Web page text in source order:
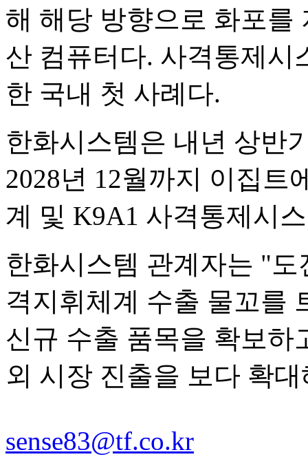
해 해당 방향으로 화포를
산 컴퓨터다. 사격통제시
한 국내 첫 사례다.
한화시스템은 내년 상반
2028년 12월까지 이집트
계 및 K9A1 사격통제시
한화시스템 관계자는 "
격지휘체계 수출 물꼬를
신규 수출 품목을 확보하
외 시장 진출을 보다 확
sense83@tf.co.kr